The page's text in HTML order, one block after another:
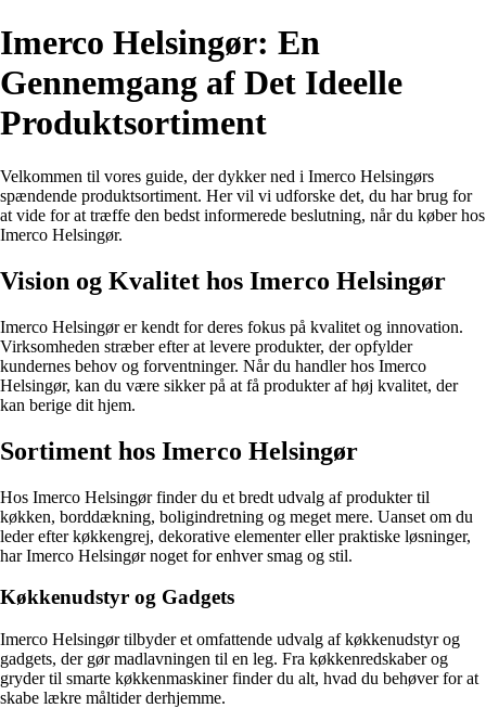
Imerco Helsingør: En
Gennemgang af Det Ideelle
Produktsortiment
Velkommen til vores guide, der dykker ned i Imerco Helsingørs
spændende produktsortiment. Her vil vi udforske det, du har brug for
at vide for at træffe den bedst informerede beslutning, når du køber hos
Imerco Helsingør.
Vision og Kvalitet hos Imerco Helsingør
Imerco Helsingør er kendt for deres fokus på kvalitet og innovation.
Virksomheden stræber efter at levere produkter, der opfylder
kundernes behov og forventninger. Når du handler hos Imerco
Helsingør, kan du være sikker på at få produkter af høj kvalitet, der
kan berige dit hjem.
Sortiment hos Imerco Helsingør
Hos Imerco Helsingør finder du et bredt udvalg af produkter til
køkken, borddækning, boligindretning og meget mere. Uanset om du
leder efter køkkengrej, dekorative elementer eller praktiske løsninger,
har Imerco Helsingør noget for enhver smag og stil.
Køkkenudstyr og Gadgets
Imerco Helsingør tilbyder et omfattende udvalg af køkkenudstyr og
gadgets, der gør madlavningen til en leg. Fra køkkenredskaber og
gryder til smarte køkkenmaskiner finder du alt, hvad du behøver for at
skabe lækre måltider derhjemme.